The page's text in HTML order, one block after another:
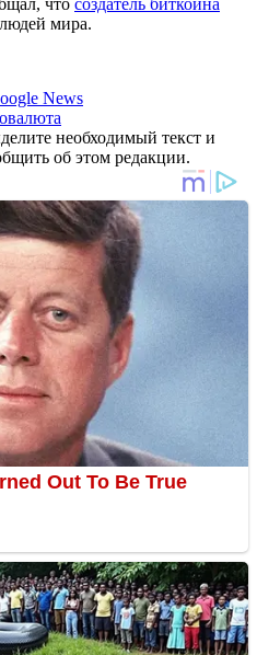
мира.
News
необходимый текст и
об этом редакции.